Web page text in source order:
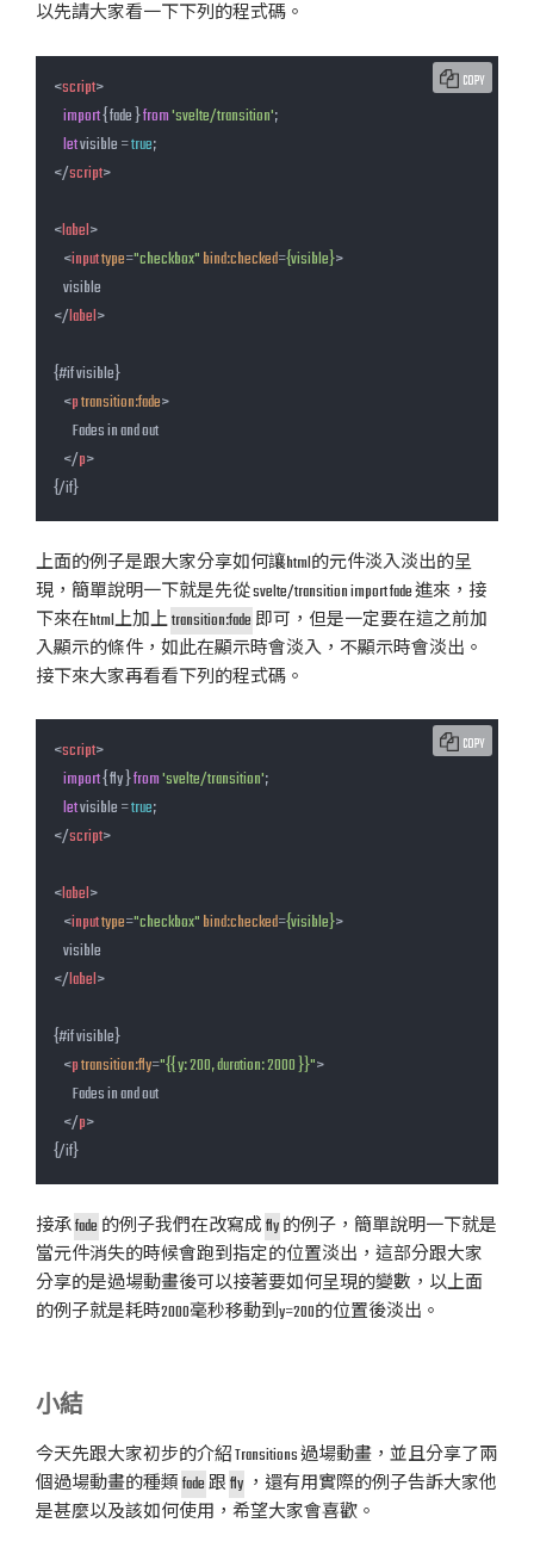
以先請大家看一下下列的程式碼。
<script>
import { fade } from'svelte/transition';
let visible = true
</script>
<label>
<inputtype="checkbox"bind:checked={visible}>
</label>
{#if visible}
<ptransition:fade>
        Fades in and out
</p>
{/if}
COPY
上面的例子是跟大家分享如何讓html的元件淡入淡出的呈
現，簡單說明一下就是先從 svelte/transition import fade 進來，接
下來在html上加上transition:fade即可，但是一定要在這之前加
入顯示的條件，如此在顯示時會淡入，不顯示時會淡出。
接下來大家再看看下列的程式碼。
<script>
import { fly } from'svelte/transition';
let visible = true
</script>
<label>
<inputtype="checkbox"bind:checked={visible}>
</label>
{#if visible}
<ptransition:fly="{{ y: 200, duration: 2000 }}">
        Fades in and out
</p>
{/if}
COPY
接承fade的例子我們在改寫成fly的例子，簡單說明一下就是
當元件消失的時候會跑到指定的位置淡出，這部分跟大家
分享的是過場動畫後可以接著要如何呈現的變數，以上面
的例子就是耗時2000毫秒移動到y=200的位置後淡出。
小結
今天先跟大家初步的介紹 Transitions 過場動畫，並且分享了兩
個過場動畫的種類fade跟fly ，還有用實際的例子告訴大家他
是甚麼以及該如何使用，希望大家會喜歡。